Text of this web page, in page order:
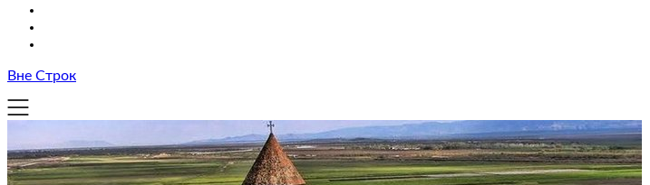
Вне Строк